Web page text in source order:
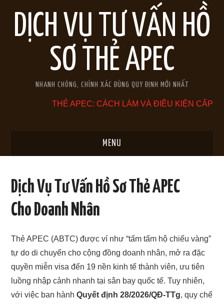
DỊCH VỤ TƯ VẤN HỒ
SƠ THẺ APEC
NHANH CHÓNG, CHÍNH XÁC ĐÚNG QUY ĐỊNH MỚI NHẤT
THẺ APEC: CÁCH LÀM VÀ ĐIỀU KIỆN CẤP
MENU
GIỚI THIỆU
TƯ VẤN THẺ APEC
TƯ VẤN THẺ APEC CÁC TỈNH
BẢNG PHÍ
Dịch Vụ Tư Vấn Hồ Sơ Thẻ APEC
Cho Doanh Nhân
Thẻ APEC (ABTC) được ví như “tấm tấm hộ chiếu vàng”
tự do di chuyển cho cộng đồng doanh nhân, mở ra đặc
quyền miễn visa đến 19 nền kinh tế thành viên, ưu tiên
luồng nhập cảnh nhanh tại sân bay quốc tế. Tuy nhiên,
với việc ban hànhQuyết định 28/2026/QĐ-TTg, quy chế